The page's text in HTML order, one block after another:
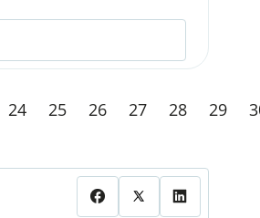
24 25 26 27 28 29